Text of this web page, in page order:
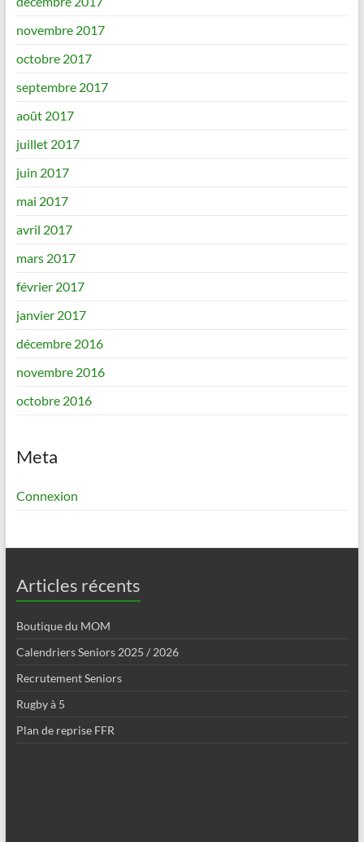
novembre 2017
octobre 2017
septembre 2017
août 2017
juillet 2017
juin 2017
mai 2017
avril 2017
mars 2017
février 2017
janvier 2017
décembre 2016
novembre 2016
octobre 2016
Meta
Connexion
Articles récents
Boutique du MOM
Calendriers Seniors 2025 / 2026
Recrutement Seniors
Rugby à 5
Plan de reprise FFR